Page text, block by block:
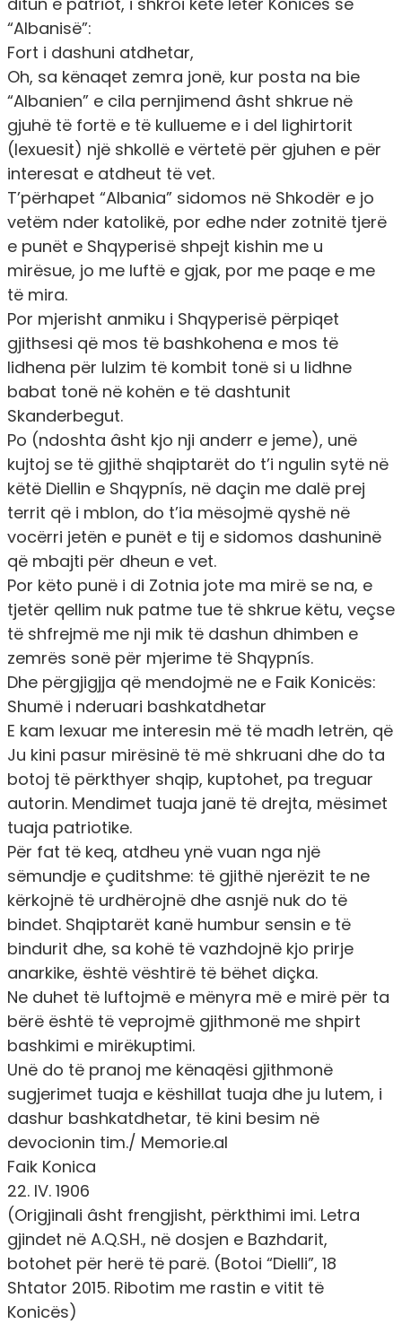
“Albanisë”:
Fort i dashuni atdhetar,
Oh, sa kënaqet zemra jonë, kur posta na bie
“Albanien” e cila pernjimend âsht shkrue në
gjuhë të fortë e të kullueme e i del lighirtorit
(lexuesit) një shkollë e vërtetë për gjuhen e për
interesat e atdheut të vet.
T’përhapet “Albania” sidomos në Shkodër e jo
vetëm nder katolikë, por edhe nder zotnitë tjerë
e punët e Shqyperisë shpejt kishin me u
mirësue, jo me luftë e gjak, por me paqe e me
të mira.
Por mjerisht anmiku i Shqyperisë përpiqet
gjithsesi që mos të bashkohena e mos të
lidhena për lulzim të kombit tonë si u lidhne
babat tonë në kohën e të dashtunit
Skanderbegut.
Po (ndoshta âsht kjo nji anderr e jeme), unë
kujtoj se të gjithë shqiptarët do t’i ngulin sytë në
këtë Diellin e Shqypnís, në daçin me dalë prej
territ që i mblon, do t’ia mësojmë qyshë në
vocërri jetën e punët e tij e sidomos dashuninë
që mbajti për dheun e vet.
Por këto punë i di Zotnia jote ma mirë se na, e
tjetër qellim nuk patme tue të shkrue këtu, veçse
të shfrejmë me nji mik të dashun dhimben e
zemrës sonë për mjerime të Shqypnís.
Dhe përgjigjja që mendojmë ne e Faik Konicës:
Shumë i nderuari bashkatdhetar
E kam lexuar me interesin më të madh letrën, që
Ju kini pasur mirësinë të më shkruani dhe do ta
botoj të përkthyer shqip, kuptohet, pa treguar
autorin. Mendimet tuaja janë të drejta, mësimet
tuaja patriotike.
Për fat të keq, atdheu ynë vuan nga një
sëmundje e çuditshme: të gjithë njerëzit te ne
kërkojnë të urdhërojnë dhe asnjë nuk do të
bindet. Shqiptarët kanë humbur sensin e të
bindurit dhe, sa kohë të vazhdojnë kjo prirje
anarkike, është vështirë të bëhet diçka.
Ne duhet të luftojmë e mënyra më e mirë për ta
bërë është të veprojmë gjithmonë me shpirt
bashkimi e mirëkuptimi.
Unë do të pranoj me kënaqësi gjithmonë
sugjerimet tuaja e këshillat tuaja dhe ju lutem, i
dashur bashkatdhetar, të kini besim në
devocionin tim./ Memorie.al
Faik Konica
22. IV. 1906
(Origjinali âsht frengjisht, përkthimi imi. Letra
gjindet në A.Q.SH., në dosjen e Bazhdarit,
botohet për herë të parë. (Botoi “Dielli”, 18
Shtator 2015. Ribotim me rastin e vitit të
Konicës)